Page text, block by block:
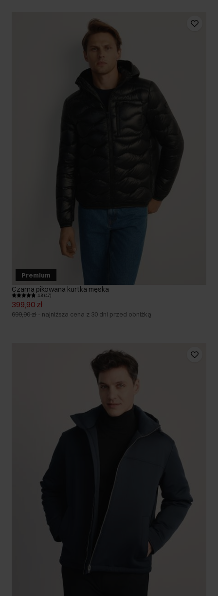
Premium
Czarna pikowana kurtka męska
4.8 (47)
399,90 zł
699,90 zł - najniższa cena z 30 dni przed obniżką